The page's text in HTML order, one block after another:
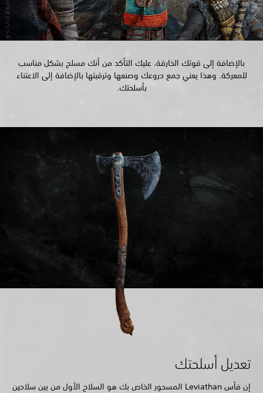
بالإضافة إلى قوتك الخارقة، عليك التأكد من أنك مسلح بشكل مناسب
للمعركة. وهذا يعني جمع دروعك وصنعها وترقيتها بالإضافة إلى الاعتناء
بأسلحتك.
تعديل أسلحتك
إن فأس Leviathan المسحور الخاص بك هو السلاح الأول من بين سلاحين